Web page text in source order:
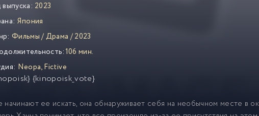
выпуска: 2023
Япония
Фильмы/Драма /2023
106 мин.
Neopa,Fictive
{kinopoisk_vote}
начинают ее искать, она обнаруживает себя на необычном месте в